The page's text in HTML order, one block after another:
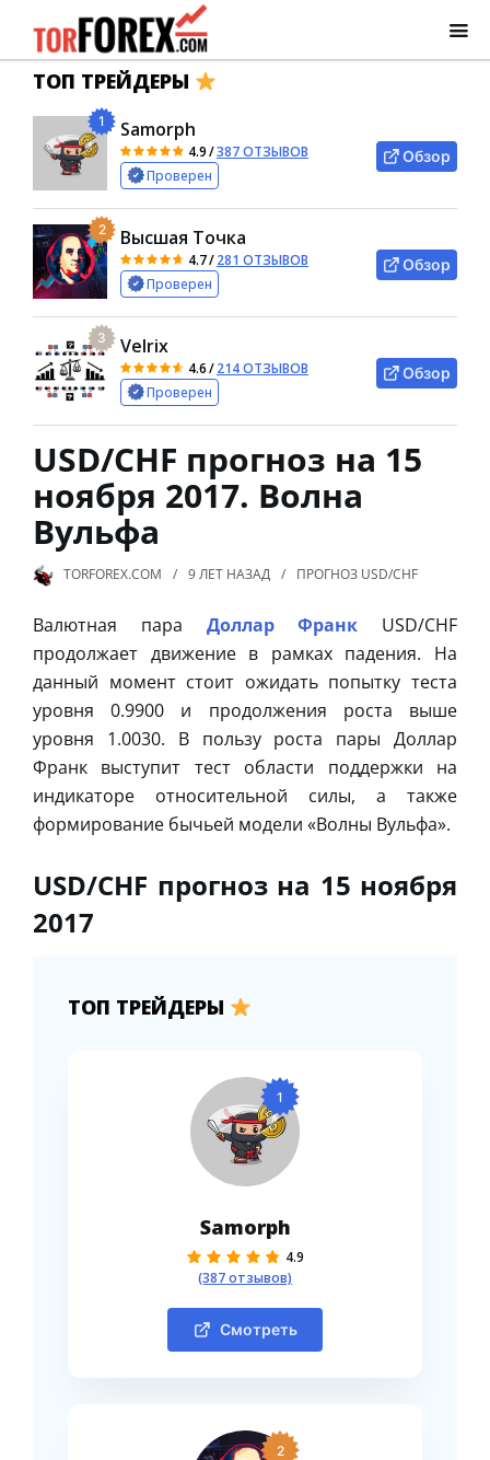
ТОП ТРЕЙДЕРЫ
1 Samorph
4.9/387 ОТЗЫВОВ
Проверен
Обзор
2 Высшая Точка
4.7/281 ОТЗЫВОВ
Проверен
Обзор
3 Velrix
4.6/214 ОТЗЫВОВ
Проверен
Обзор
USD/CHF прогноз на 15
ноября 2017. Волна
Вульфа
TORFOREX.COM 9 ЛЕТ НАЗАД ПРОГНОЗ USD/CHF
Валютная пара Доллар Франк USD/CHF
продолжает движение в рамках падения. На
данный момент стоит ожидать попытку теста
уровня 0.9900 и продолжения роста выше
уровня 1.0030. В пользу роста пары Доллар
Франк выступит тест области поддержки на
индикаторе относительной силы, а также
формирование бычьей модели «Волны Вульфа».
USD/CHF прогноз на 15 ноября
2017
ТОП ТРЕЙДЕРЫ
1
Samorph
4.9
(387 отзывов)
Смотреть
2